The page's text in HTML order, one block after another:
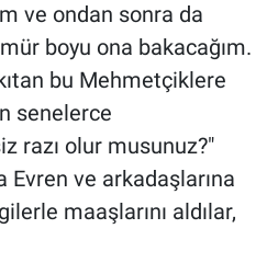
ve ondan sonra da
boyu ona bakacağım.
bu Mehmetçiklere
senelerce
razı olur musunuz?"
Evren ve arkadaşlarına
maaşlarını aldılar,